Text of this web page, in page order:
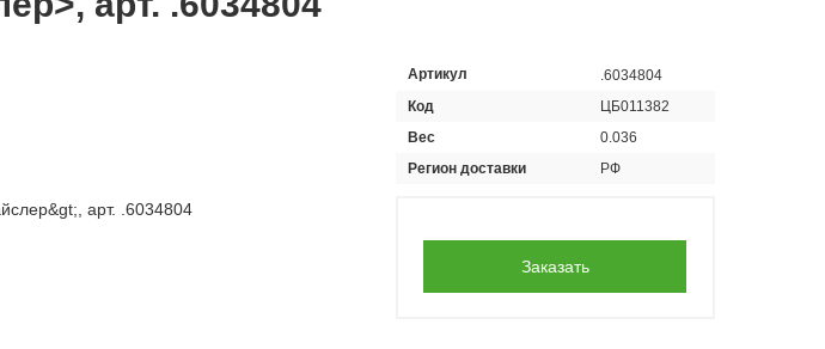
Артикул
.6034804
Код
ЦБ011382
Вес
0.036
Регион доставки
РФ
Заказать